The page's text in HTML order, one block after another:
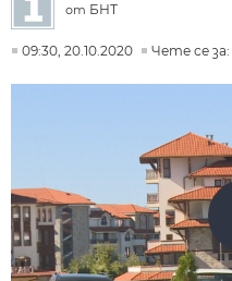
от БНТ
09:30, 20.10.2020 Чете се за: